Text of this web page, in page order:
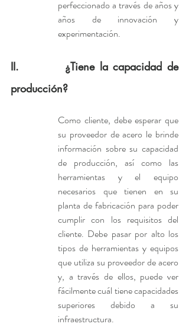
perfeccionado a través de años y
años de innovación y
experimentación.
II.         ¿Tiene la capacidad de
producción?
Como cliente, debe esperar que
su proveedor de acero le brinde
información sobre su capacidad
de producción, así como las
herramientas y el equipo
necesarios que tienen en su
planta de fabricación para poder
cumplir con los requisitos del
cliente. Debe pasar por alto los
tipos de herramientas y equipos
que utiliza su proveedor de acero
y, a través de ellos, puede ver
fácilmente cuál tiene capacidades
superiores debido a su
infraestructura.